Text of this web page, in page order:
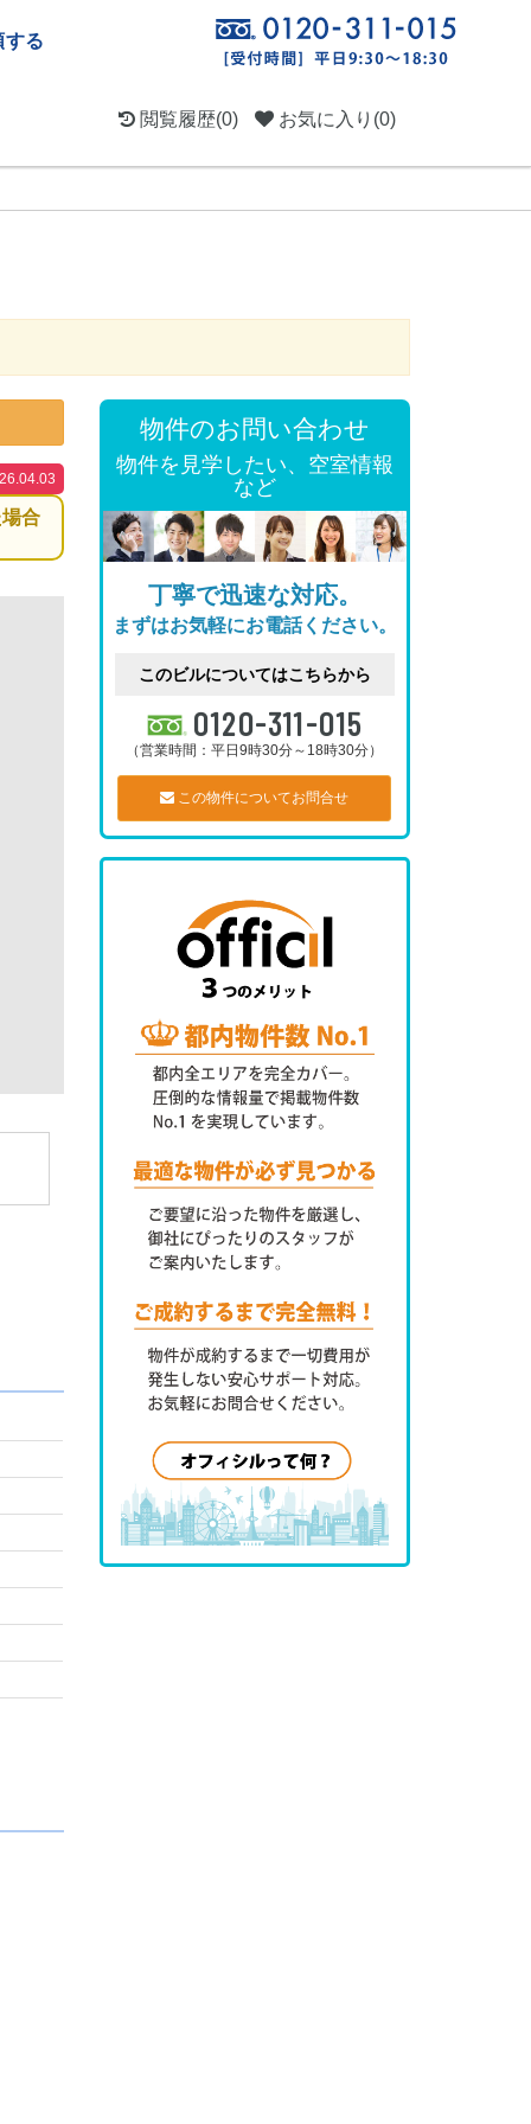
する
閲覧履歴(0) お気に入り (0)
合
物件のお問い合わせ
物件を見学したい、空室情報
など
丁寧で迅速な対応。
まずはお気軽にお電話ください。
このビルについてはこちらから
0120-311-015
（営業時間：平日9時30分～18時30分）
この物件についてお問合せ